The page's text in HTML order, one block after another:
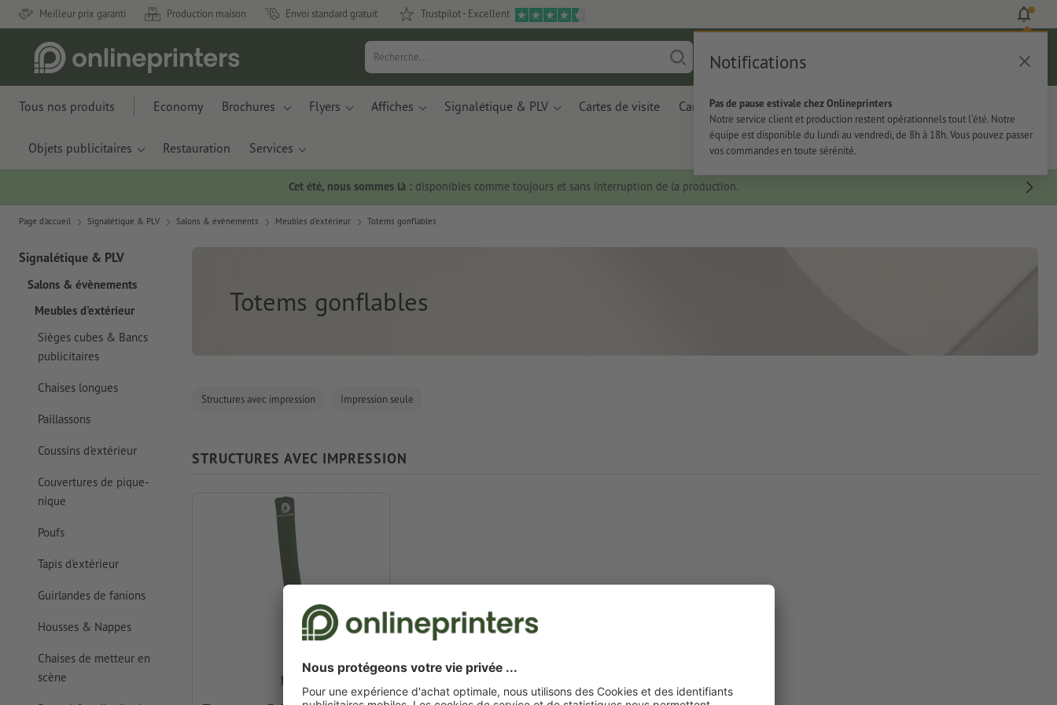
Meilleur prix garanti Production maison Envoi standard gratuit Trustpilot - Excellent
Notifications
Pas de pause estivale chez Onlineprinters
Notre service client et production restent opérationnels tout l’été. Notre
équipe est disponible du lundi au vendredi, de 8h à 18h. Vous pouvez passer
vos commandes en toute sérénité.
Panier
Tous nos produits Economy Brochures Flyers Affiches Signalétique & PLV Cartes de visite Carterie Papeterie Autocollants
Objets publicitaires Restauration Services
Cet été, nous sommes là :disponibles comme toujours et sans interruption de la production.
Page d'accueil Signalétique & PLV Salons & évènements Meubles d'extérieur Totems gonflables
Signalétique & PLV
Salons & évènements
Meubles d'extérieur
Sièges cubes & Bancs
publicitaires
Chaises longues
Paillassons
Coussins d'extérieur
Couvertures de pique-
nique
Poufs
Tapis d'extérieur
Guirlandes de fanions
Housses & Nappes
Chaises de metteur en
scène
Totems gonflables
Structures avec impression Impression seule
STRUCTURES AVEC IMPRESSION